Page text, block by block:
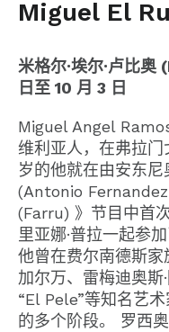
Miguel El
米格尔·埃尔·卢比
日至 10 月 3 日
Miguel Angel
维利亚人，在弗拉
岁的他就在由安东尼
(Antonio
(Farru) 》节目中首
里亚娜·普拉一起参
他曾在费尔南德斯家
加尔万、雷梅迪奥斯
“El Pele”等知名艺
的多个阶段。 罗西